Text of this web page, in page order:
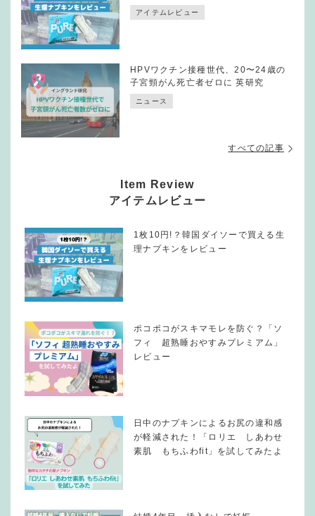
アイテムレビュー
HPVワクチン接種世代、20〜24歳の
子宮頸がん死亡者ゼロに 英研究
ニュース
すべての記事
Item Review
アイテムレビュー
1枚10円!？韓国ダイソーで買える生
理ナプキンをレビュー
ポコポコがスキマモレを防ぐ？「ソ
フィ 超熟睡おやすみプレミアム」
レビュー
日中のナプキンによるお尻の違和感
が軽減された！「ロリエ しあわせ
素肌 もちふわfit」を試してみたよ